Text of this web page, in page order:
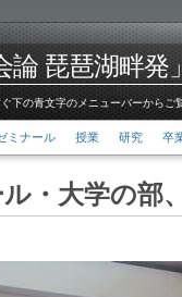
論 琵琶湖畔発
下の青文字のメニューバーから
ミナール 授業 研究 卒
・大学の部